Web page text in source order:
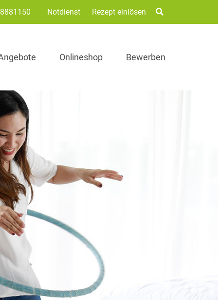
Notdienst Rezept einlösen
Onlineshop Bewerben